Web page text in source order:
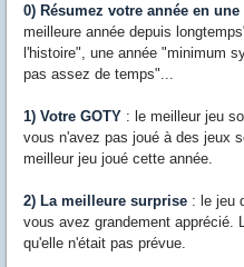
0) Résumez votre année en une
meilleure année depuis
l'histoire", une année "minimum
pas assez de temps"...
1) Votre GOTY : le meilleur jeu
vous n'avez pas joué à des jeux
meilleur jeu joué cette année.
2) La meilleure surprise : le jeu
vous avez grandement apprécié.
qu'elle n'était pas prévue.